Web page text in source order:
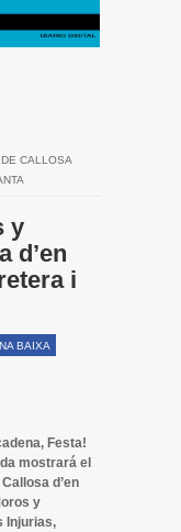
CALLOSA
y
d’en
i
BAIXA
Festa!
mostrará el
d’en
y
Injurias,